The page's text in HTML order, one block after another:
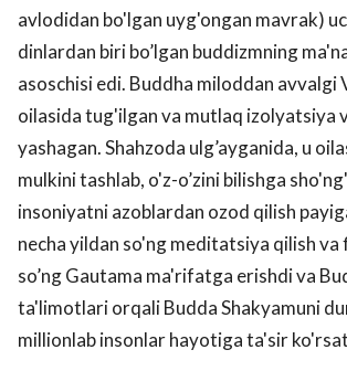
avlodidan bo'lgan uyg'ongan mavrak)
dinlardan biri bo’lgan buddizmning
asoschisi edi. Buddha miloddan avvalgi
oilasida tug'ilgan va mutlaq izolyatsiya
yashagan. Shahzoda ulg’ayganida, u
mulkini tashlab, o'z-o’zini bilishga
insoniyatni azoblardan ozod qilish
necha yildan so'ng meditatsiya qilish
so’ng Gautama ma'rifatga erishdi va
ta'limotlari orqali Budda Shakyamuni
millionlab insonlar hayotiga ta'sir